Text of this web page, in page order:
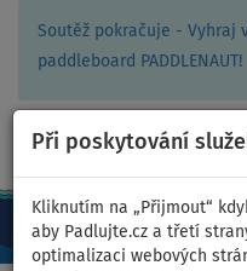
Soutěž pokračuje - Vyhraj
paddleboard PADDLENAUT!
Při poskytování
Kliknutím na „Přijmout“
aby Padlujte.cz a třetí
optimalizaci webových
CZ/